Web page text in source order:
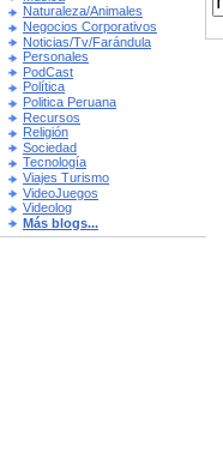
Naturaleza/Animales
Negocios Corporativos
Noticias/Tv/Farándula
Personales
PodCast
Política
Politica Peruana
Recursos
Religión
Sociedad
Tecnología
Viajes Turismo
VideoJuegos
Videolog
Más blogs...